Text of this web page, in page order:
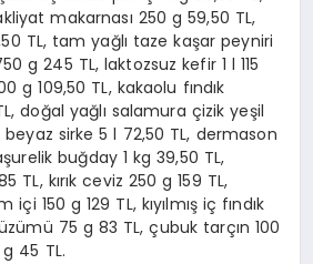
makarnası 250 g 59,50 TL,
TL, tam yağlı taze kaşar peyniri
g 245 TL, laktozsuz kefir 1 l 115
g 109,50 TL, kakaolu fındık
doğal yağlı salamura çizik yeşil
beyaz sirke 5 l 72,50 TL, dermason
buğday 1 kg 39,50 TL,
TL, kırık ceviz 250 g 159 TL,
150 g 129 TL, kıyılmış iç fındık
75 g 83 TL, çubuk tarçın 100
45 TL.